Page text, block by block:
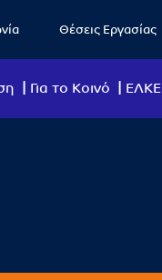
Για το Κοινό ΕΛΚΕ
Θέσεις Εργασίας